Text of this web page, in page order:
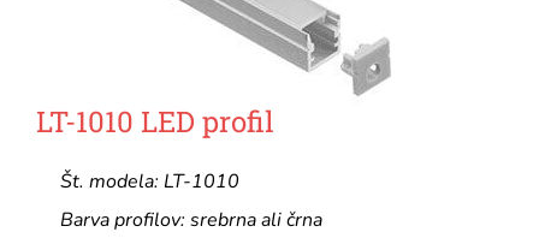
LT-1010 LED profil
Št. modela: LT-1010
Barva profilov: srebrna ali črna